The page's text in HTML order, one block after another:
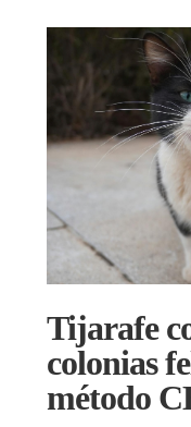
Tijarafe
colonias
método